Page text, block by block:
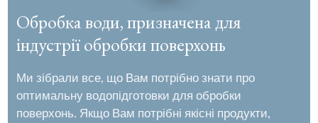
Обробка води, призначена для
індустрії обробки поверхонь
Ми зібрали все, що Вам потрібно знати про
оптимальну водопідготовки для обробки
поверхонь. Якщо Вам потрібні якісні продукти,